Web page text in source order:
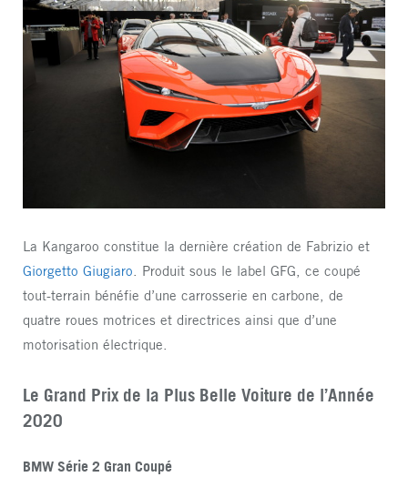
La Kangaroo constitue la dernière création de Fabrizio et
Giorgetto Giugiaro . Produit sous le label GFG, ce coupé
tout-terrain bénéfie d’une carrosserie en carbone, de
quatre roues motrices et directrices ainsi que d’une
motorisation électrique.
Le Grand Prix de la Plus Belle Voiture de l’Année
2020
BMW Série 2 Gran Coupé